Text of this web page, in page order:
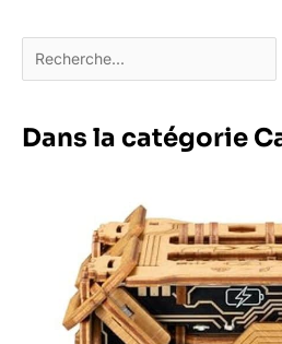
Dans la catégorie